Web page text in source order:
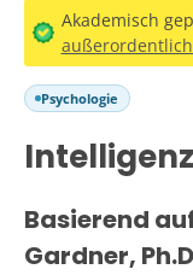
Akademisch
Psychologie
Basierend
Gardner,